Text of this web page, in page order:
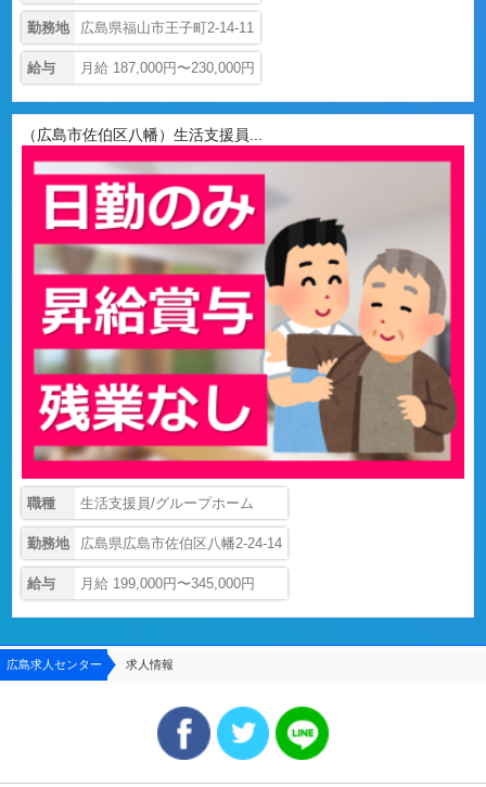
勤務地 広島県福山市王子町2-14-11
給与 月給 187,000円〜230,000円
（広島市佐伯区八幡）生活支援員...
職種 生活支援員/グループホーム
勤務地 広島県広島市佐伯区八幡2-24-14
給与 月給 199,000円〜345,000円
広島求人センター 求人情報